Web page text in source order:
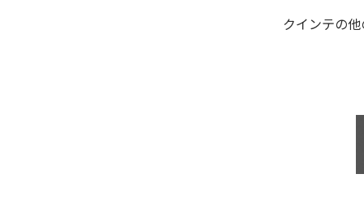
クインテの他